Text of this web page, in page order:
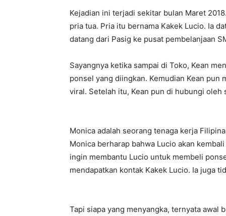
Kejadian ini terjadi sekitar bulan Maret
pria tua. Pria itu bernama Kakek Lucio. Ia
datang dari Pasig ke pusat pembelanjaan
Sayangnya ketika sampai di Toko, Kean
ponsel yang diingkan. Kemudian Kean pun
viral. Setelah itu, Kean pun di hubungi oleh
Monica adalah seorang tenaga kerja
Monica berharap bahwa Lucio akan
ingin membantu Lucio untuk membeli
mendapatkan kontak Kakek Lucio. Ia juga
Tapi siapa yang menyangka, ternyata awal